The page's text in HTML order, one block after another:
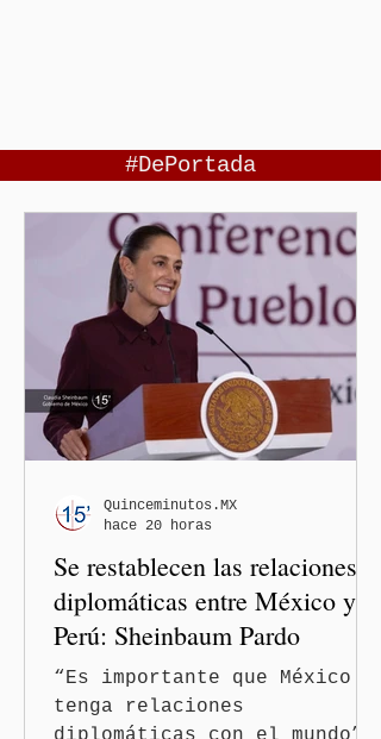
#DePortada
Se restablecen las relaciones
diplomáticas entre México y
Perú: Sheinbaum Pardo
“Es importante que México
tenga relaciones
Quinceminutos.MX
hace 20 horas